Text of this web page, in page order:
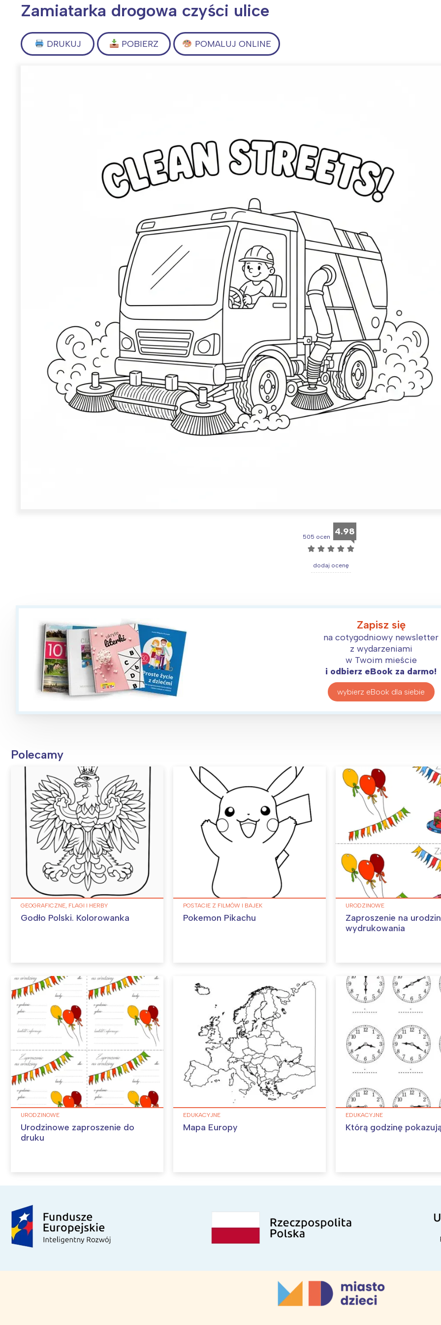
Zamiatarka drogowa czyści ulice
DRUKUJ POBIERZ POMALUJ ONLINE
505 ocen 4.98
☆ ☆ ☆ ☆ ☆
dodaj ocenę
Zapisz się
na cotygodniowy newsletter
z wydarzeniami
w Twoim mieście
i odbierz eBook za darmo!
wybierz eBook dla siebie
Polecamy
GEOGRAFICZNE, FLAGI I HERBY
Godło Polski. Kolorowanka
POSTACIE Z FILMÓW I BAJEK
Pokemon Pikachu
URODZINOWE
Zaproszenie na
wydrukowania
URODZINOWE
Urodzinowe zaproszenie do
druku
EDUKACYJNE
Mapa Europy
EDUKACYJNE
Którą godzinę
Śląsk
Kraków
Północ